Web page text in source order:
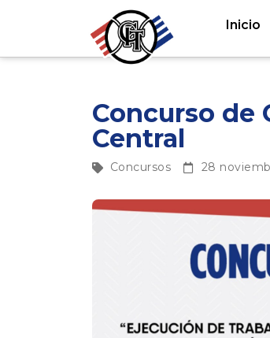
Inicio
Concurso de
Central
Concursos 28